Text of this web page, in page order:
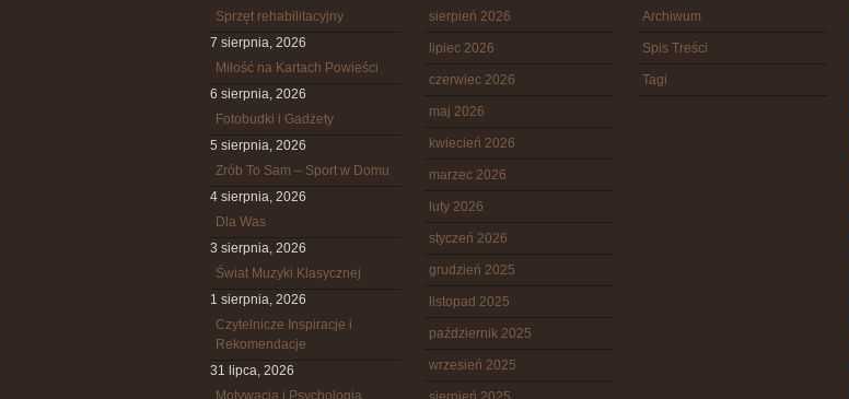
Sprzęt rehabilitacyjny
7 sierpnia, 2026
Miłość na Kartach Powieści
6 sierpnia, 2026
Fotobudki i Gadżety
5 sierpnia, 2026
Zrób To Sam – Sport w Domu
4 sierpnia, 2026
Dla Was
3 sierpnia, 2026
Świat Muzyki Klasycznej
1 sierpnia, 2026
Czytelnicze Inspiracje i
Rekomendacje
31 lipca, 2026
Motywacja i Psychologia
sierpień 2026
lipiec 2026
czerwiec 2026
maj 2026
kwiecień 2026
marzec 2026
luty 2026
styczeń 2026
grudzień 2025
listopad 2025
październik 2025
wrzesień 2025
Archiwum
Spis Treści
Tagi